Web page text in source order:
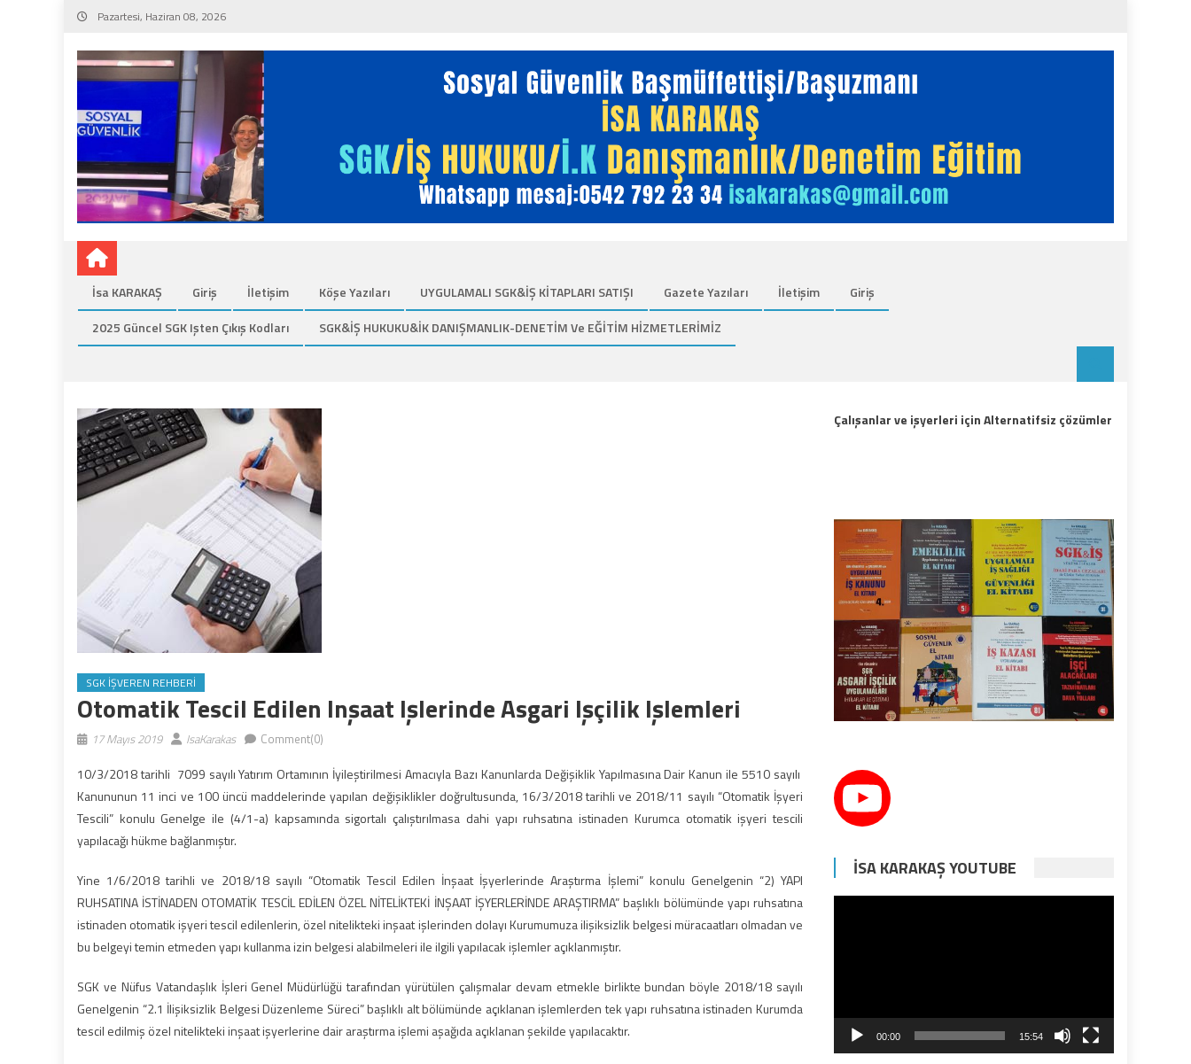
Skip
content
Pazartesi, Haziran 08, 2026
İsa KARAKAŞ Giriş İletişim Köşe Yazıları UYGULAMALI SGK&İŞ KİTAPLARI SATIŞI Gazete Yazıları İletişim
Giriş
2025 Güncel SGK Işten Çıkış Kodları
SGK&İŞ HUKUKU&İK DANIŞMANLIK-DENETİM Ve EĞİTİM HİZMETLERİMİZ
SGK İŞVEREN REHBERI
Otomatik Tescil Edilen Inşaat Işlerinde Asgari Işçilik Işlemleri
17 Mayıs 2019 IsaKarakas Comment(0)
10/3/2018 tarihli 7099 sayılı Yatırım Ortamının İyileştirilmesi Amacıyla Bazı Kanunlarda Değişiklik Yapılmasına Dair Kanun ile 5510 sayılı
Kanununun 11 inci ve 100 üncü maddelerinde yapılan değişiklikler doğrultusunda, 16/3/2018 tarihli ve 2018/11 sayılı “Otomatik İşyeri
Tescili” konulu Genelge ile (4/1-a) kapsamında sigortalı çalıştırılmasa dahi yapı ruhsatına istinaden Kurumca otomatik işyeri tescili
yapılacağı hükme bağlanmıştır.
Yine 1/6/2018 tarihli ve 2018/18 sayılı “Otomatik Tescil Edilen İnşaat İşyerlerinde Araştırma İşlemi” konulu Genelgenin “2) YAPI
RUHSATINA İSTİNADEN OTOMATİK TESCİL EDİLEN ÖZEL NİTELİKTEKİ İNŞAAT İŞYERLERİNDE ARAŞTIRMA” başlıklı bölümünde yapı ruhsatına
istinaden otomatik işyeri tescil edilenlerin, özel nitelikteki inşaat işlerinden dolayı Kurumumuza ilişiksizlik belgesi müracaatları olmadan ve
bu belgeyi temin etmeden yapı kullanma izin belgesi alabilmeleri ile ilgili yapılacak işlemler açıklanmıştır.
SGK ve Nüfus Vatandaşlık İşleri Genel Müdürlüğü tarafından yürütülen çalışmalar devam etmekle birlikte bundan böyle 2018/18 sayılı
Genelgenin “2.1 İlişiksizlik Belgesi Düzenleme Süreci” başlıklı alt bölümünde açıklanan işlemlerden tek yapı ruhsatına istinaden Kurumda
tescil edilmiş özel nitelikteki inşaat işyerlerine dair araştırma işlemi aşağıda açıklanan şekilde yapılacaktır.
Çalışanlar ve işyerleri için Alternatifsiz çözümler
İSA KARAKAŞ YOUTUBE
00:00 15:54